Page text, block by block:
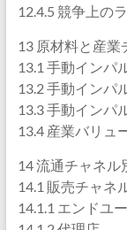
12.4.5 競争上の
13 原材料と産業
13.1 手動インパ
13.2 手動インパ
13.3 手動インパ
13.4 産業バリュ
14 流通チャネル
14.1 販売チャネ
14.1.1 エンドユ